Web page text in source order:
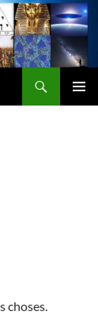
choses.